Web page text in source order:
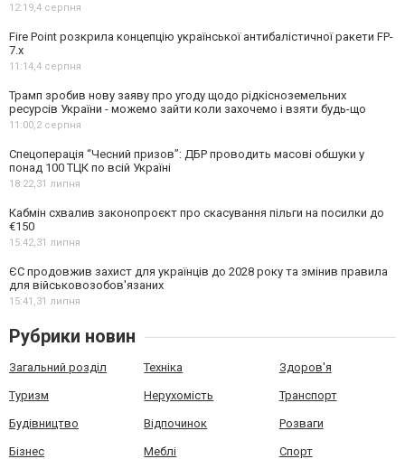
12:19, 4 серпня
Fire Point розкрила концепцію української антибалістичної ракети FP-
7.x
11:14, 4 серпня
Трамп зробив нову заяву про угоду щодо рідкісноземельних
ресурсів України - можемо зайти коли захочемо і взяти будь-що
11:00, 2 серпня
Спецоперація “Чесний призов”: ДБР проводить масові обшуки у
понад 100 ТЦК по всій Україні
18:22, 31 липня
Кабмін схвалив законопроєкт про скасування пільги на посилки до
€150
15:42, 31 липня
ЄС продовжив захист для українців до 2028 року та змінив правила
для військовозобов'язаних
15:41, 31 липня
Рубрики новин
Загальний розділ Техніка Здоров'я
Туризм Нерухомість Транспорт
Будівництво Відпочинок Розваги
Бізнес Меблі Спорт